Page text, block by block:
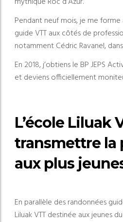
Pendant neuf mois, je me
guide VTT aux côtés de
notamment Cédric Ravanel,
En 2018, j’obtiens le BP JEPS
et deviens officiellement
L’école Liluak
transmettre la
aux plus
En parallèle des randonnées
Liluak VTT destinée aux jeunes